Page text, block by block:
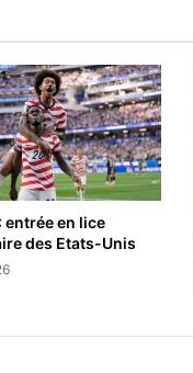
entrée en lice
des Etats-Unis